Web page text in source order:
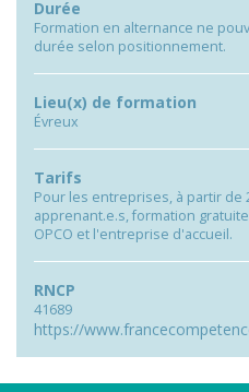
Durée
Formation en alternance ne
durée selon positionnement.
Lieu(x) de formation
Évreux
Tarifs
Pour les entreprises, à partir de
apprenant.e.s, formation
OPCO et l'entreprise d'accueil.
RNCP
41689
https://